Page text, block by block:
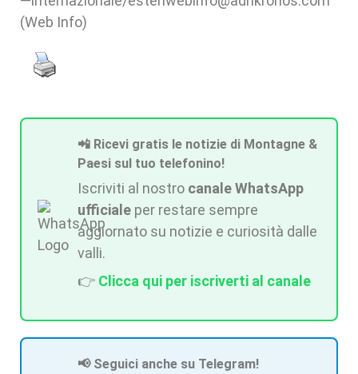
(Web Info)
📲 Ricevi gratis le notizie di Montagne &
Paesi sul tuo telefonino!
Iscriviti al nostro canale WhatsApp
ufficiale per restare sempre
aggiornato su notizie e curiosità dalle
valli.
👉 Clicca qui per iscriverti al canale
📢 Seguici anche su Telegram!